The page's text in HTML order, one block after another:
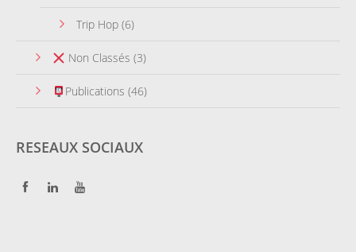
Trip Hop (6)
Non Classés (3)
Publications (46)
RESEAUX SOCIAUX